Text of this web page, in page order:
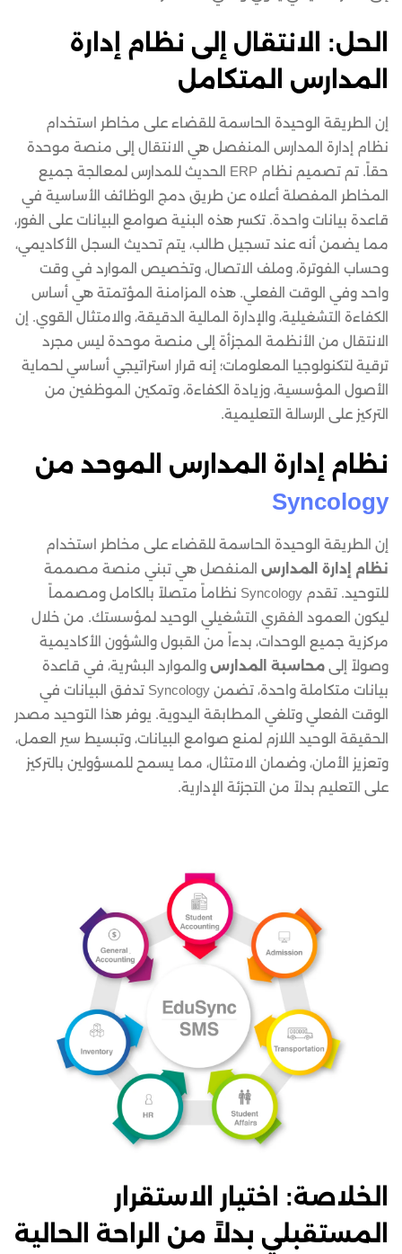
الحل: الانتقال إلى نظام إدارة
المدارس المتكامل
إن الطريقة الوحيدة الحاسمة للقضاء على مخاطر استخدام
نظام إدارة المدارس المنفصل هي الانتقال إلى منصة موحدة
حقاً. تم تصميم نظام ERP الحديث للمدارس لمعالجة جميع
المخاطر المفصلة أعلاه عن طريق دمج الوظائف الأساسية في
قاعدة بيانات واحدة. تكسر هذه البنية صوامع البيانات على الفور،
مما يضمن أنه عند تسجيل طالب، يتم تحديث السجل الأكاديمي،
وحساب الفوترة، وملف الاتصال، وتخصيص الموارد في وقت
واحد وفي الوقت الفعلي. هذه المزامنة المؤتمتة هي أساس
الكفاءة التشغيلية، والإدارة المالية الدقيقة، والامتثال القوي. إن
الانتقال من الأنظمة المجزأة إلى منصة موحدة ليس مجرد
ترقية لتكنولوجيا المعلومات؛ إنه قرار استراتيجي أساسي لحماية
الأصول المؤسسية، وزيادة الكفاءة، وتمكين الموظفين من
التركيز على الرسالة التعليمية.
نظام إدارة المدارس الموحد من
Syncology
إن الطريقة الوحيدة الحاسمة للقضاء على مخاطر استخدام
نظام إدارة المدارس المنفصل هي تبني منصة مصممة
للتوحيد. تقدم Syncology نظاماً متصلاً بالكامل ومصمماً
ليكون العمود الفقري التشغيلي الوحيد لمؤسستك. من خلال
مركزية جميع الوحدات، بدءاً من القبول والشؤون الأكاديمية
وصولاً إلى محاسبة المدارس والموارد البشرية، في قاعدة
بيانات متكاملة واحدة، تضمن Syncology تدفق البيانات في
الوقت الفعلي وتلغي المطابقة اليدوية. يوفر هذا التوحيد مصدر
الحقيقة الوحيد اللازم لمنع صوامع البيانات، وتبسيط سير العمل،
وتعزيز الأمان، وضمان الامتثال، مما يسمح للمسؤولين بالتركيز
على التعليم بدلاً من التجزئة الإدارية.
الخلاصة: اختيار الاستقرار
المستقبلي بدلاً من الراحة الحالية